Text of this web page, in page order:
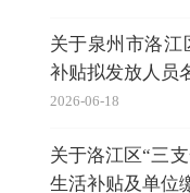
关于泉州市洛江
补贴拟发放人员
2026-06-18
关于洛江区“三
生活补贴及单位